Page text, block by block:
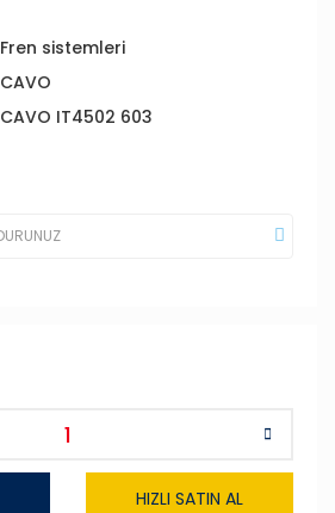
Fren sistemleri
CAVO
CAVO IT4502 603
HIZLI SATIN AL